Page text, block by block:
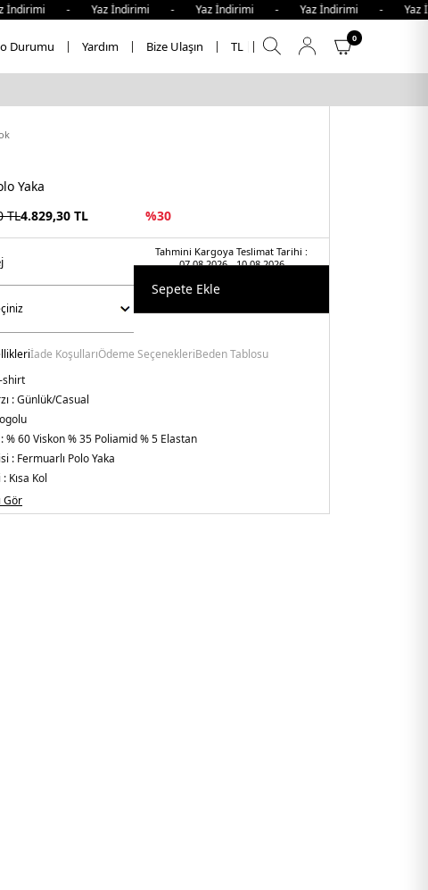
- Yaz İndirimi - Yaz İndirimi - Yaz İndirimi -
Durumu Yardım Bize Ulaşın TL
0
Yaka
TL4.829,30 TL %30
Tahmini Kargoya Teslimat Tarihi :
07.08.2026 - 10.08.2026
Sepete Ekle
İade KoşullarıÖdeme SeçenekleriBeden Tablosu
shirt
:Günlük/Casual
% 60 Viskon % 35 Poliamid % 5 Elastan
: Fermuarlı Polo Yaka
: Kısa Kol
:Slim Fit
:Türkiye
Gör